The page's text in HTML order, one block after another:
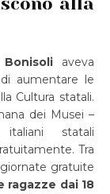
aveva
aumentare le
Cultura statali.
dei Musei –
statali
Tra
gratuite
ragazze dai 18